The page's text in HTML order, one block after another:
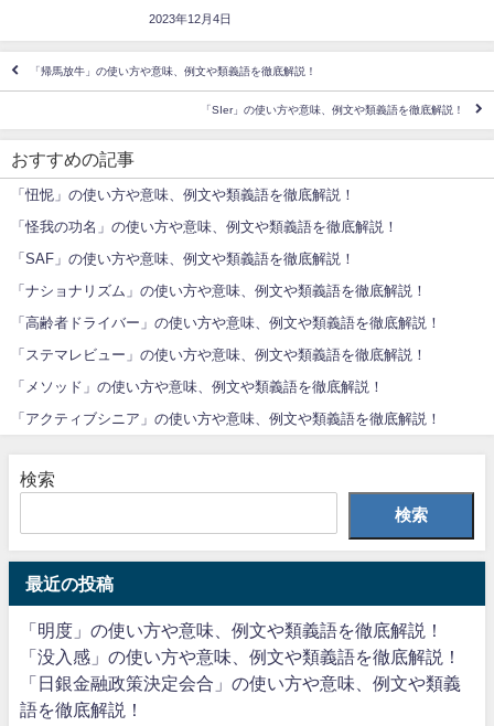
2023年12月4日
「帰馬放牛」の使い方や意味、例文や類義語を徹底解説！
「SIer」の使い方や意味、例文や類義語を徹底解説！
おすすめの記事
「忸怩」の使い方や意味、例文や類義語を徹底解説！
「怪我の功名」の使い方や意味、例文や類義語を徹底解説！
「SAF」の使い方や意味、例文や類義語を徹底解説！
「ナショナリズム」の使い方や意味、例文や類義語を徹底解説！
「高齢者ドライバー」の使い方や意味、例文や類義語を徹底解説！
「ステマレビュー」の使い方や意味、例文や類義語を徹底解説！
「メソッド」の使い方や意味、例文や類義語を徹底解説！
「アクティブシニア」の使い方や意味、例文や類義語を徹底解説！
検索
検索
最近の投稿
「明度」の使い方や意味、例文や類義語を徹底解説！
「没入感」の使い方や意味、例文や類義語を徹底解説！
「日銀金融政策決定会合」の使い方や意味、例文や類義
語を徹底解説！